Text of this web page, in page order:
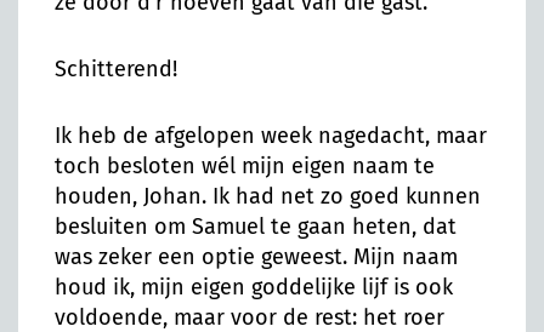
Schitterend!
Ik heb de afgelopen week nagedacht, maar
toch besloten wél mijn eigen naam te
houden, Johan. Ik had net zo goed kunnen
besluiten om Samuel te gaan heten, dat
was zeker een optie geweest. Mijn naam
houd ik, mijn eigen goddelijke lijf is ook
voldoende, maar voor de rest: het roer